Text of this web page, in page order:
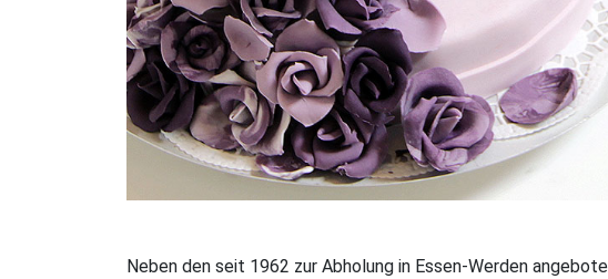
Neben den seit 1962 zur Abholung in Essen-Werden